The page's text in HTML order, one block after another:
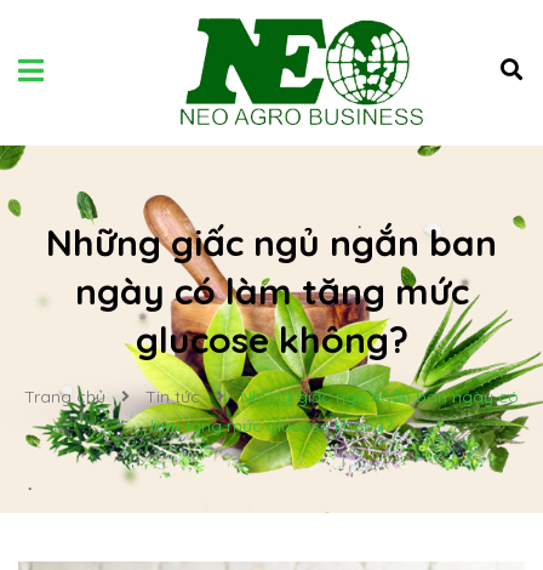
Những giấc ngủ ngắn ban
ngày có làm tăng mức
glucose không?
Trang chủ Tin tức
Những giấc ngủ ngắn ban ngày có
làm tăng mức glucose không?